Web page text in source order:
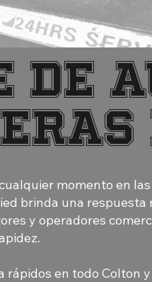
de
momento en
brinda una respuesta
y operadores
rápidos en todo Colton